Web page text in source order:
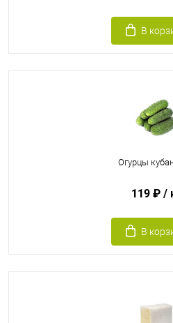
В
Огурцы
119 ₽ /
В